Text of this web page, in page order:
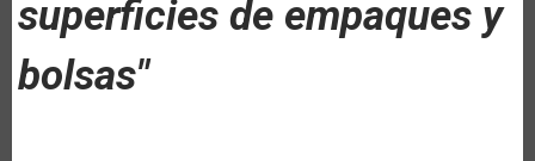
superficies de empaques y
bolsas"